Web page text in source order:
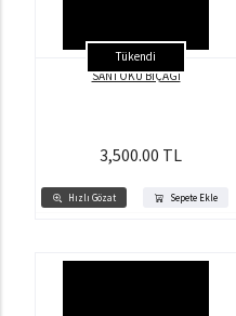
Tükendi
Hızlı Gözat Sepete Ekle
SANTOKU BIÇAĞI
3,500.00 TL